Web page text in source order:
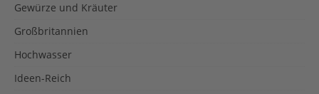
Gewürze und Kräuter
Großbritannien
Hochwasser
Ideen-Reich